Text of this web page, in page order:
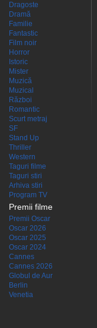
Dragoste
Dramă
Familie
Fantastic
Film noir
Horror
Istoric
Mister
Muzică
Muzical
Război
Romantic
Scurt metraj
SF
Stand Up
Thriller
Western
Taguri filme
Taguri stiri
Arhiva stiri
Program TV
Premii filme
Premii Oscar
Oscar 2026
Oscar 2025
Oscar 2024
Cannes
Cannes 2026
Globul de Aur
Berlin
Venetia